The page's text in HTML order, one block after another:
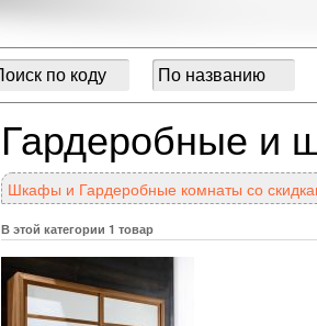
Гардеробные и
Шкафы и Гардеробные комнаты со
В этой категории 1 товар